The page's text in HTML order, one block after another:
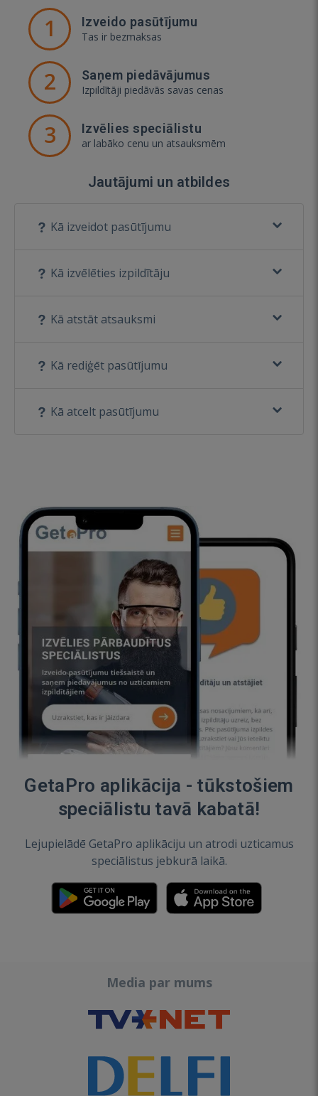
1 Izveido pasūtījumu
Tas ir bezmaksas
2 Saņem piedāvājumus
Izpildītāji piedāvās savas cenas
3 Izvēlies speciālistu
ar labāko cenu un atsauksmēm
Jautājumi un atbildes
Kā izveidot pasūtījumu
Kā izvēlēties izpildītāju
Kā atstāt atsauksmi
Kā rediģēt pasūtījumu
Kā atcelt pasūtījumu
GetaPro aplikācija - tūkstošiem
speciālistu tavā kabatā!
Lejupielādē GetaPro aplikāciju un atrodi uzticamus
speciālistus jebkurā laikā.
Media par mums